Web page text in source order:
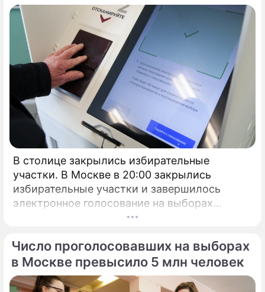
В столице закрылись избирательные
участки. В Москве в 20:00 закрылись
избирательные участки и завершилось
электронное голосование на выборах
Число проголосовавших на выборах
в Москве превысило 5 млн человек